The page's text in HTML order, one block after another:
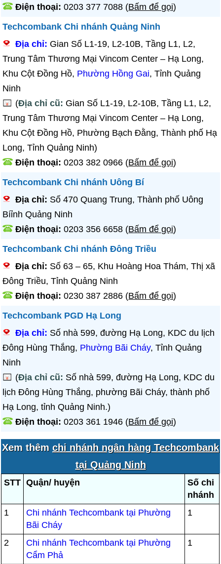
Điện thoại:0203 377 7088 (Bấm để gọi)
Techcombank Chi nhánh Quảng Ninh
Địa chỉ: Gian Số L1-19, L2-10B, Tầng L1, L2,
Trung Tâm Thương Mại Vincom Center – Hạ Long,
Khu Cột Đồng Hồ, Phường Hồng Gai, Tỉnh Quảng
Ninh
(Địa chỉ cũ: Gian Số L1-19, L2-10B, Tầng L1, L2,
Trung Tâm Thương Mại Vincom Center – Hạ Long,
Khu Cột Đồng Hồ, Phường Bạch Đằng, Thành phố Hạ
Long, Tỉnh Quảng Ninh)
Điện thoại:0203 382 0966 (Bấm để gọi)
Techcombank Chi nhánh Uông Bí
Địa chỉ: Số 470 Quang Trung, Thành phố Uông
Bíỉnh Quảng Ninh
Điện thoại:0203 356 6658 (Bấm để gọi)
Techcombank Chi nhánh Đông Triều
Địa chỉ: Số 63 – 65, Khu Hoàng Hoa Thám, Thị xã
Đông Triều, Tỉnh Quảng Ninh
Điện thoại:0230 387 2886 (Bấm để gọi)
Techcombank PGD Hạ Long
Địa chỉ: Số nhà 599, đường Hạ Long, KDC du lịch
Đông Hùng Thắng, Phường Bãi Cháy, Tỉnh Quảng
Ninh
(Địa chỉ cũ: Số nhà 599, đường Hạ Long, KDC du
lịch Đông Hùng Thắng, phường Bãi Cháy, thành phố
Hạ Long, tỉnh Quảng Ninh.)
Điện thoại:0203 361 1946 (Bấm để gọi)
Xem thêm chi nhánh ngân hàng Techcombank
tại Quảng Ninh
STT Quận/ huyện
Số chi
nhánh
1
Chi nhánh Techcombank tại Phường
Bãi Cháy
1
2
Chi nhánh Techcombank tại Phường
Cẩm Phả
1